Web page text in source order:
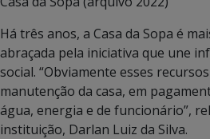
Há três anos, a Casa da Sopa é
abraçada pela iniciativa que une
social. “Obviamente esses
manutenção da casa, em
água, energia e de funcionário”,
instituição, Darlan Luiz da Silva.